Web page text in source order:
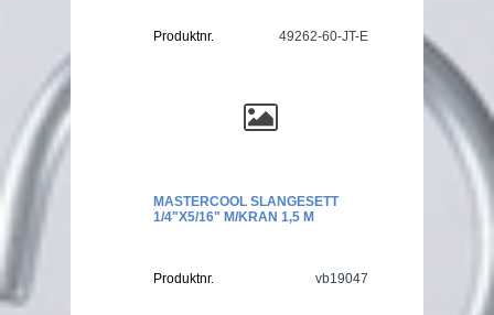
Produktnr. 49262-60-JT-E
MASTERCOOL SLANGESETT
1/4"X5/16" M/KRAN 1,5 M
Produktnr. vb19047